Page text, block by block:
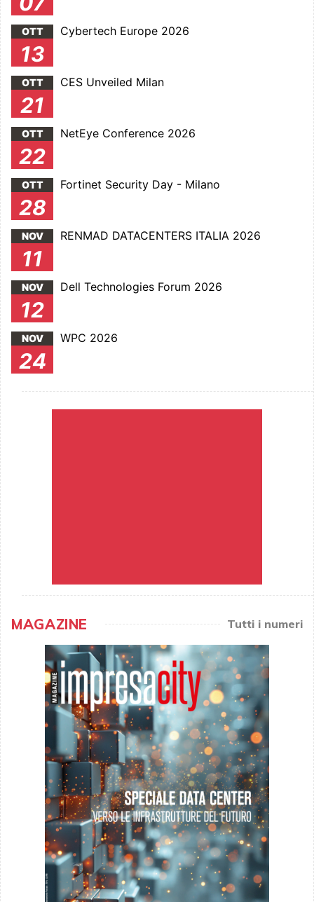
OTT
13
Cybertech Europe 2026
OTT
21
CES Unveiled Milan
OTT
22
NetEye Conference 2026
OTT
28
Fortinet Security Day - Milano
NOV
11
RENMAD DATACENTERS ITALIA 2026
NOV
12
Dell Technologies Forum 2026
NOV
24
WPC 2026
MAGAZINE Tutti i numeri